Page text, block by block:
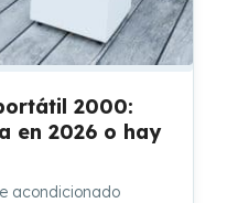
2000:
en 2026 o hay
acondicionado